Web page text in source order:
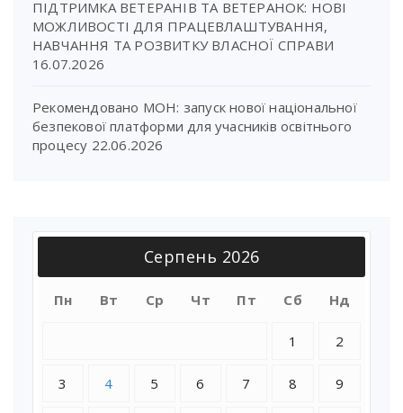
ПІДТРИМКА ВЕТЕРАНІВ ТА ВЕТЕРАНОК: НОВІ
МОЖЛИВОСТІ ДЛЯ ПРАЦЕВЛАШТУВАННЯ,
НАВЧАННЯ ТА РОЗВИТКУ ВЛАСНОЇ СПРАВИ
16.07.2026
Рекомендовано МОН: запуск нової національної
безпекової платформи для учасників освітнього
процесу 22.06.2026
Серпень 2026
Пн Вт Ср Чт Пт Сб Нд
1 2
3 4 5 6 7 8 9